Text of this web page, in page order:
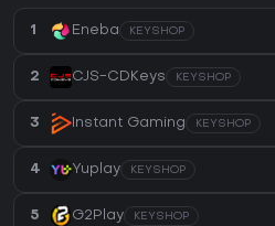
1 Eneba KEYSHOP
2 CJS-CDKeys KEYSHOP
3 Instant Gaming KEYSHOP
4 Yuplay KEYSHOP
5 G2Play KEYSHOP